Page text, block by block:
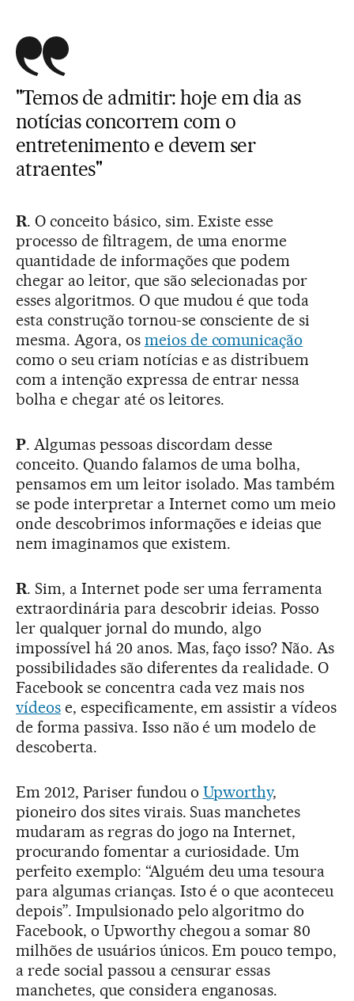
"Temos de admitir: hoje em dia as
notícias concorrem com o
entretenimento e devem ser
atraentes"
R. O conceito básico, sim. Existe esse
processo de filtragem, de uma enorme
quantidade de informações que podem
chegar ao leitor, que são selecionadas por
esses algoritmos. O que mudou é que toda
esta construção tornou-se consciente de si
mesma. Agora, os meios de comunicação
como o seu criam notícias e as distribuem
com a intenção expressa de entrar nessa
bolha e chegar até os leitores.
P. Algumas pessoas discordam desse
conceito. Quando falamos de uma bolha,
pensamos em um leitor isolado. Mas também
se pode interpretar a Internet como um meio
onde descobrimos informações e ideias que
nem imaginamos que existem.
R. Sim, a Internet pode ser uma ferramenta
extraordinária para descobrir ideias. Posso
ler qualquer jornal do mundo, algo
impossível há 20 anos. Mas, faço isso? Não. As
possibilidades são diferentes da realidade. O
Facebook se concentra cada vez mais nos
vídeose, especificamente, em assistir a vídeos
de forma passiva. Isso não é um modelo de
descoberta.
Em 2012, Pariser fundou o Upworthy,
pioneiro dos sites virais. Suas manchetes
mudaram as regras do jogo na Internet,
procurando fomentar a curiosidade. Um
perfeito exemplo: “Alguém deu uma tesoura
para algumas crianças. Isto é o que aconteceu
depois”. Impulsionado pelo algoritmo do
Facebook, o Upworthy chegou a somar 80
milhões de usuários únicos. Em pouco tempo,
a rede social passou a censurar essas
manchetes, que considera enganosas.